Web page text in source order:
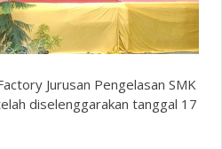
Jurusan Pengelasan SMK
diselenggarakan tanggal 17